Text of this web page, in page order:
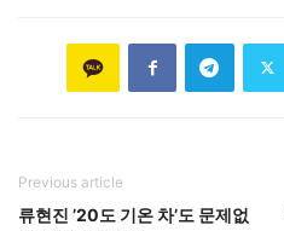
Previous article
류현진 ’20도 기온 차’도 문제없